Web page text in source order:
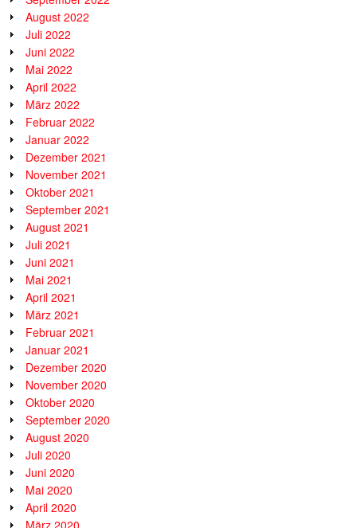
August 2022
Juli 2022
Juni 2022
Mai 2022
April 2022
März 2022
Februar 2022
Januar 2022
Dezember 2021
November 2021
Oktober 2021
September 2021
August 2021
Juli 2021
Juni 2021
Mai 2021
April 2021
März 2021
Februar 2021
Januar 2021
Dezember 2020
November 2020
Oktober 2020
September 2020
August 2020
Juli 2020
Juni 2020
Mai 2020
April 2020